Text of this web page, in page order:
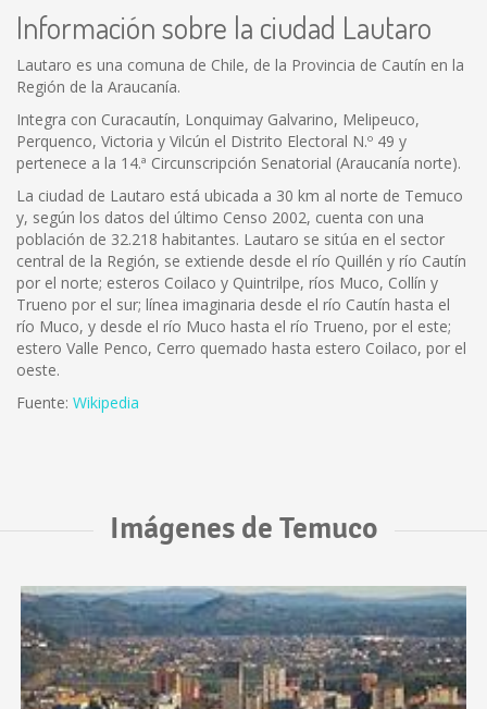
Información sobre la ciudad Lautaro
Lautaro es una comuna de Chile, de la Provincia de Cautín en la
Región de la Araucanía.
Integra con Curacautín, Lonquimay Galvarino, Melipeuco,
Perquenco, Victoria y Vilcún el Distrito Electoral N.º 49 y
pertenece a la 14.ª Circunscripción Senatorial (Araucanía norte).
La ciudad de Lautaro está ubicada a 30 km al norte de Temuco
y, según los datos del último Censo 2002, cuenta con una
población de 32.218 habitantes. Lautaro se sitúa en el sector
central de la Región, se extiende desde el río Quillén y río Cautín
por el norte; esteros Coilaco y Quintrilpe, ríos Muco, Collín y
Trueno por el sur; línea imaginaria desde el río Cautín hasta el
río Muco, y desde el río Muco hasta el río Trueno, por el este;
estero Valle Penco, Cerro quemado hasta estero Coilaco, por el
oeste.
Fuente: Wikipedia
Imágenes de Temuco